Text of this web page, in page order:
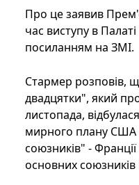
Про це заявив
час виступу в
посиланням на ЗМІ.
Стармер розповів,
двадцятки", який
листопада,
мирного плану США
союзників" -
основних союзників